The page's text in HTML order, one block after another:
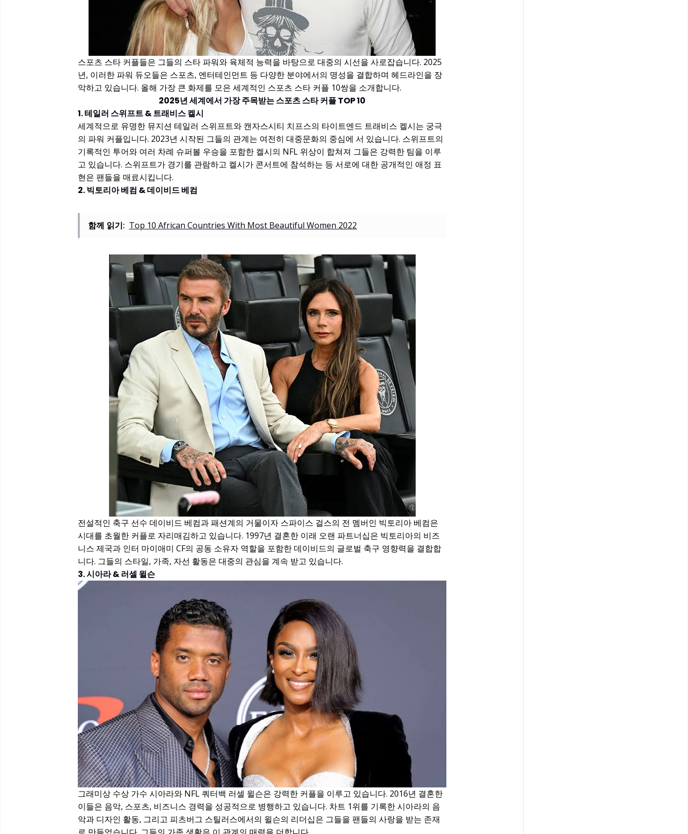
스포츠 스타 커플들은 그들의 스타 파워와 육체적 능력을 바탕으로 대중의 시선을 사로잡습니다. 2025
년, 이러한 파워 듀오들은 스포츠, 엔터테인먼트 등 다양한 분야에서의 명성을 결합하며 헤드라인을 장
악하고 있습니다. 올해 가장 큰 화제를 모은 세계적인 스포츠 스타 커플 10쌍을 소개합니다.
2025년 세계에서 가장 주목받는 스포츠 스타 커플 TOP 10
1. 테일러 스위프트 & 트래비스 켈시
세계적으로 유명한 뮤지션 테일러 스위프트와 캔자스시티 치프스의 타이트엔드 트래비스 켈시는 궁극
의 파워 커플입니다. 2023년 시작된 그들의 관계는 여전히 대중문화의 중심에 서 있습니다. 스위프트의
기록적인 투어와 여러 차례 슈퍼볼 우승을 포함한 켈시의 NFL 위상이 합쳐져 그들은 강력한 팀을 이루
고 있습니다. 스위프트가 경기를 관람하고 켈시가 콘서트에 참석하는 등 서로에 대한 공개적인 애정 표
현은 팬들을 매료시킵니다.
2. 빅토리아 베컴 & 데이비드 베컴
함께 읽기: Top 10 African Countries With Most Beautiful Women 2022
전설적인 축구 선수 데이비드 베컴과 패션계의 거물이자 스파이스 걸스의 전 멤버인 빅토리아 베컴은
시대를 초월한 커플로 자리매김하고 있습니다. 1997년 결혼한 이래 오랜 파트너십은 빅토리아의 비즈
니스 제국과 인터 마이애미 CF의 공동 소유자 역할을 포함한 데이비드의 글로벌 축구 영향력을 결합합
니다. 그들의 스타일, 가족, 자선 활동은 대중의 관심을 계속 받고 있습니다.
3. 시아라 & 러셀 윌슨
그래미상 수상 가수 시아라와 NFL 쿼터백 러셀 윌슨은 강력한 커플을 이루고 있습니다. 2016년 결혼한
이들은 음악, 스포츠, 비즈니스 경력을 성공적으로 병행하고 있습니다. 차트 1위를 기록한 시아라의 음
악과 디자인 활동, 그리고 피츠버그 스틸러스에서의 윌슨의 리더십은 그들을 팬들의 사랑을 받는 존재